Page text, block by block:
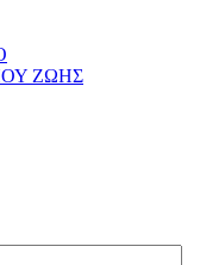
ΖΩΗΣ